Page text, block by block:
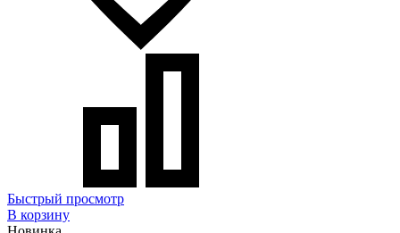
Быстрый просмотр
В корзину